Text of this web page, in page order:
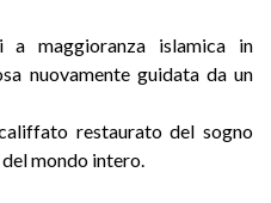
a maggioranza islamica in
nuovamente guidata da un
restaurato del sogno
mondo intero.